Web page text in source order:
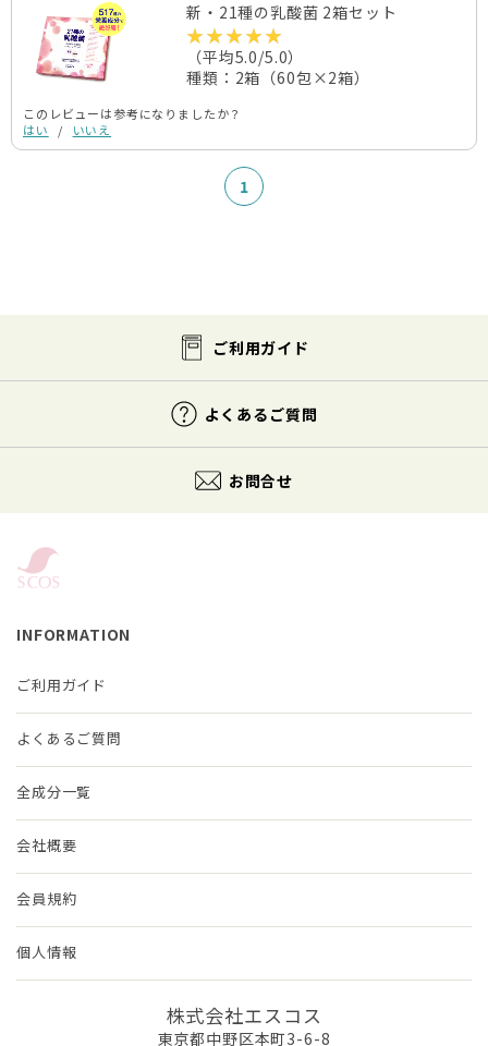
新・21種の乳酸菌 2箱セット
（平均5.0/5.0）
種類：2箱（60包×2箱）
このレビューは参考になりましたか？
はい
/ いいえ
1
ご利用ガイド
よくあるご質問
お問合せ
INFORMATION
ご利用ガイド
よくあるご質問
全成分一覧
会社概要
会員規約
個人情報
株式会社エスコス
東京都中野区本町3-6-8